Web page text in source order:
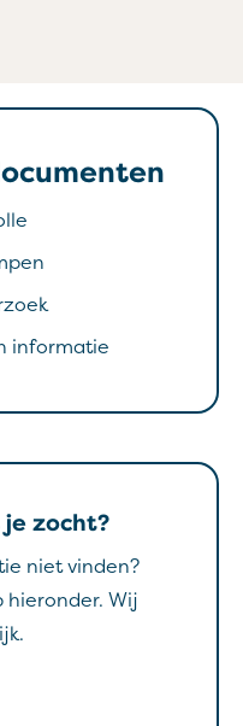
informatie
zocht?
niet vinden?
hieronder. Wij